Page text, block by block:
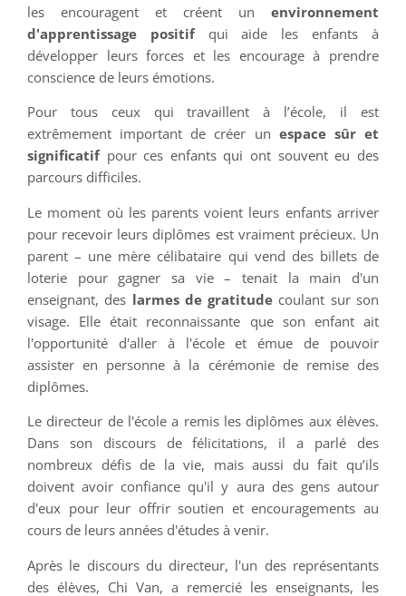
les encouragent et créent un environnement
d'apprentissage positifqui aide les enfants à
développer leurs forces et les encourage à prendre
conscience de leurs émotions.
Pour tous ceux qui travaillent à l’école, il est
extrêmement important de créer un espace sûr et
significatifpour ces enfants qui ont souvent eu des
parcours difficiles.
Le moment où les parents voient leurs enfants arriver
pour recevoir leurs diplômes est vraiment précieux. Un
parent – une mère célibataire qui vend des billets de
loterie pour gagner sa vie – tenait la main d'un
enseignant, des larmes de gratitude coulant sur son
visage. Elle était reconnaissante que son enfant ait
l'opportunité d'aller à l'école et émue de pouvoir
assister en personne à la cérémonie de remise des
diplômes.
Le directeur de l'école a remis les diplômes aux élèves.
Dans son discours de félicitations, il a parlé des
nombreux défis de la vie, mais aussi du fait qu’ils
doivent avoir confiance qu'il y aura des gens autour
d'eux pour leur offrir soutien et encouragements au
cours de leurs années d'études à venir.
Après le discours du directeur, l'un des représentants
des élèves, Chi Van, a remercié les enseignants, les